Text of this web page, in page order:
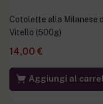
Cotolette alla Milanese
Vitello (500g)
14,00 €
Aggiungi al